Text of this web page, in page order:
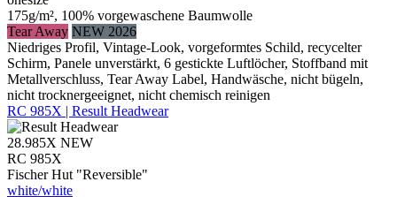
175g/m², 100% vorgewaschene Baumwolle
Tear Away NEW 2026
Niedriges Profil, Vintage-Look, vorgeformtes Schild, recycelter
Schirm, Panele unverstärkt, 6 gestickte Luftlöcher, Stoffband mit
Metallverschluss, Tear Away Label, Handwäsche, nicht bügeln,
nicht trocknergeeignet, nicht chemisch reinigen
RC 985X | Result Headwear
28.985X NEW
RC 985X
Fischer Hut "Reversible"
white/​white